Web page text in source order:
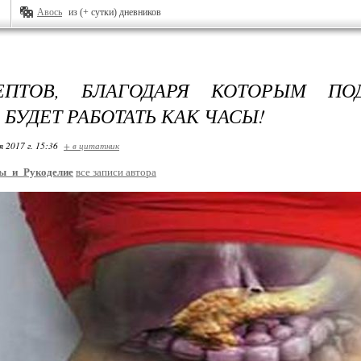
Авось из (+ сутки) дневников
БЛАГОДАРЯ КОТОРЫМ
РАБОТАТЬ КАК ЧАСЫ!
2017 г. 15:36 + в цитатник
все записи автора